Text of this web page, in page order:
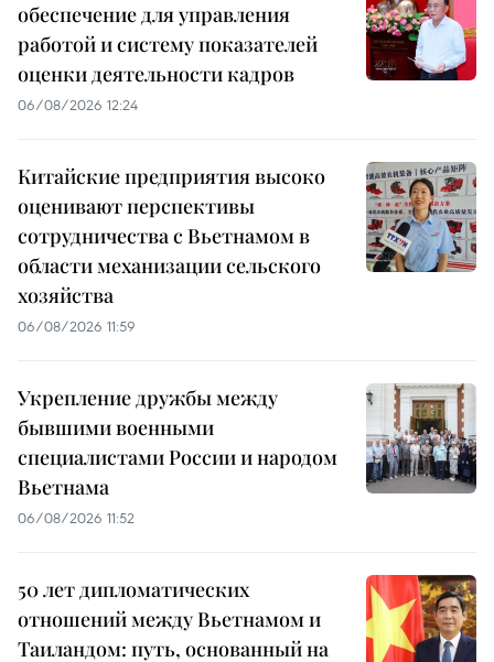
обеспечение для управления
работой и систему показателей
оценки деятельности кадров
06/08/2026 12:24
Китайские предприятия высоко
оценивают перспективы
сотрудничества с Вьетнамом в
области механизации сельского
хозяйства
06/08/2026 11:59
Укрепление дружбы между
бывшими военными
специалистами России и народом
Вьетнама
06/08/2026 11:52
50 лет дипломатических
отношений между Вьетнамом и
Таиландом: путь, основанный на